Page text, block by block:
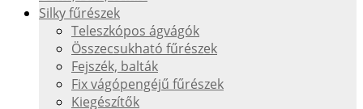
Silky fűrészek
Teleszkópos ágvágók
Összecsukható fűrészek
Fejszék, balták
Fix vágópengéjű fűrészek
Kiegészítők